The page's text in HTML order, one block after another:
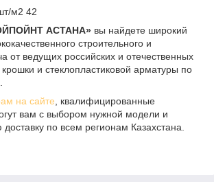
м2 42
АСТАНА» вы найдете широкий
строительного и
от ведущих российских и отечественных
и стеклопластиковой арматуры по
на сайте, квалифицированные
вам с выбором нужной модели и
по всем регионам Казахстана.